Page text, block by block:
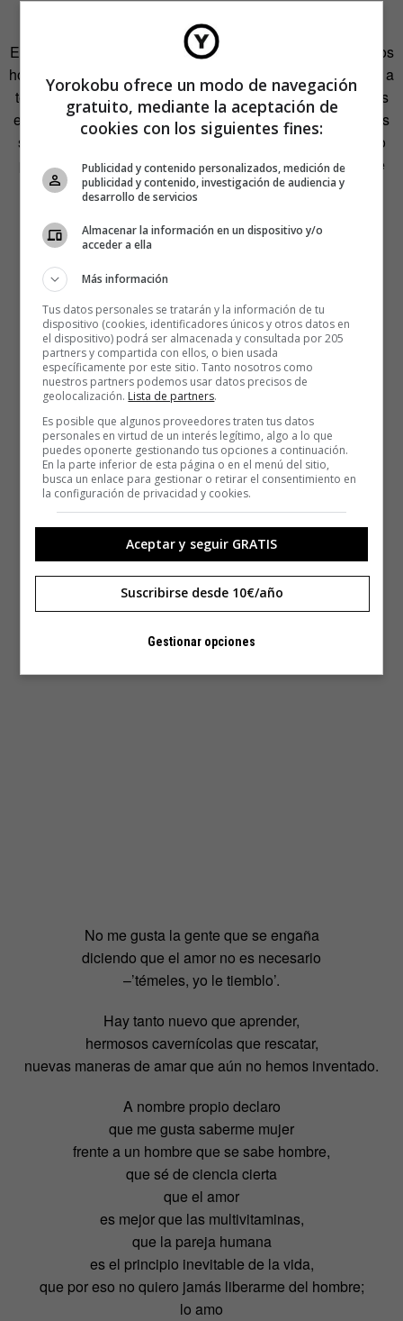
Esta forma de sentir y de vivir con pasión su relación con los
hombres (tras tres matrimonios consecutivos) le ha llevado a
tener que soportar ciertas críticas desde un feminismo más
excluyente. Pero Belli, consecuente con sus certezas y sus
sentimientos, quiso dejar clara su visión del tema con otro
poema que, para que no hubiera la menor duda de lo que
estaba hablando, titulóNueva tesis feminista.
¿Cómo decirte, hombre,
que no te necesito?
No puedo cantar a la liberación femenina
y te invito a descubrir liberaciones conmigo.
No me gusta la gente que se engaña
diciendo que el amor no es necesario
–’témeles, yo le tiemblo’.
Hay tanto nuevo que aprender,
hermosos cavernícolas que rescatar,
nuevas maneras de amar que aún no hemos inventado.
A nombre propio declaro
que me gusta saberme mujer
frente a un hombre que se sabe hombre,
que sé de ciencia cierta
que el amor
es mejor que las multivitaminas,
que la pareja humana
es el principio inevitable de la vida,
que por eso no quiero jamás liberarme del hombre;
lo amo
Yorokobu ofrece un modo de navegación
gratuito, mediante la aceptación de
cookies con los siguientes fines:
Publicidad y contenido personalizados, medición de
publicidad y contenido, investigación de audiencia y
desarrollo de servicios
Almacenar la información en un dispositivo y/o
acceder a ella
Más información
Tus datos personales se tratarán y la información de tu
dispositivo (cookies, identificadores únicos y otros datos en
el dispositivo) podrá ser almacenada y consultada por 205
partners y compartida con ellos, o bien usada
específicamente por este sitio. Tanto nosotros como
nuestros partners podemos usar datos precisos de
geolocalización. Lista de partners.
Es posible que algunos proveedores traten tus datos
personales en virtud de un interés legítimo, algo a lo que
puedes oponerte gestionando tus opciones a continuación.
En la parte inferior de esta página o en el menú del sitio,
busca un enlace para gestionar o retirar el consentimiento en
la configuración de privacidad y cookies.
Aceptar y seguir GRATIS
Suscribirse desde 10€/año
Gestionar opciones